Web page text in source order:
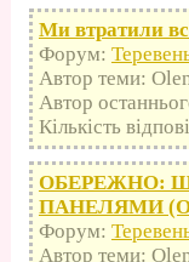
Ми втратили
Форум:
Автор теми:
Автор
Кількість
ОБЕРЕЖНО:
ПАНЕЛЯМИ
Форум:
Автор теми: